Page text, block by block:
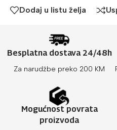
Dodaj u listu želja
Besplatna dostava 24/48h
Za narudžbe preko 200 KM
Mogućnost povrata
proizvoda